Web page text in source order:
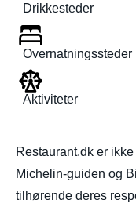
Drikkesteder
Overnatningssteder
Aktiviteter
Restaurant.dk er
Michelin-guiden og
tilhørende deres